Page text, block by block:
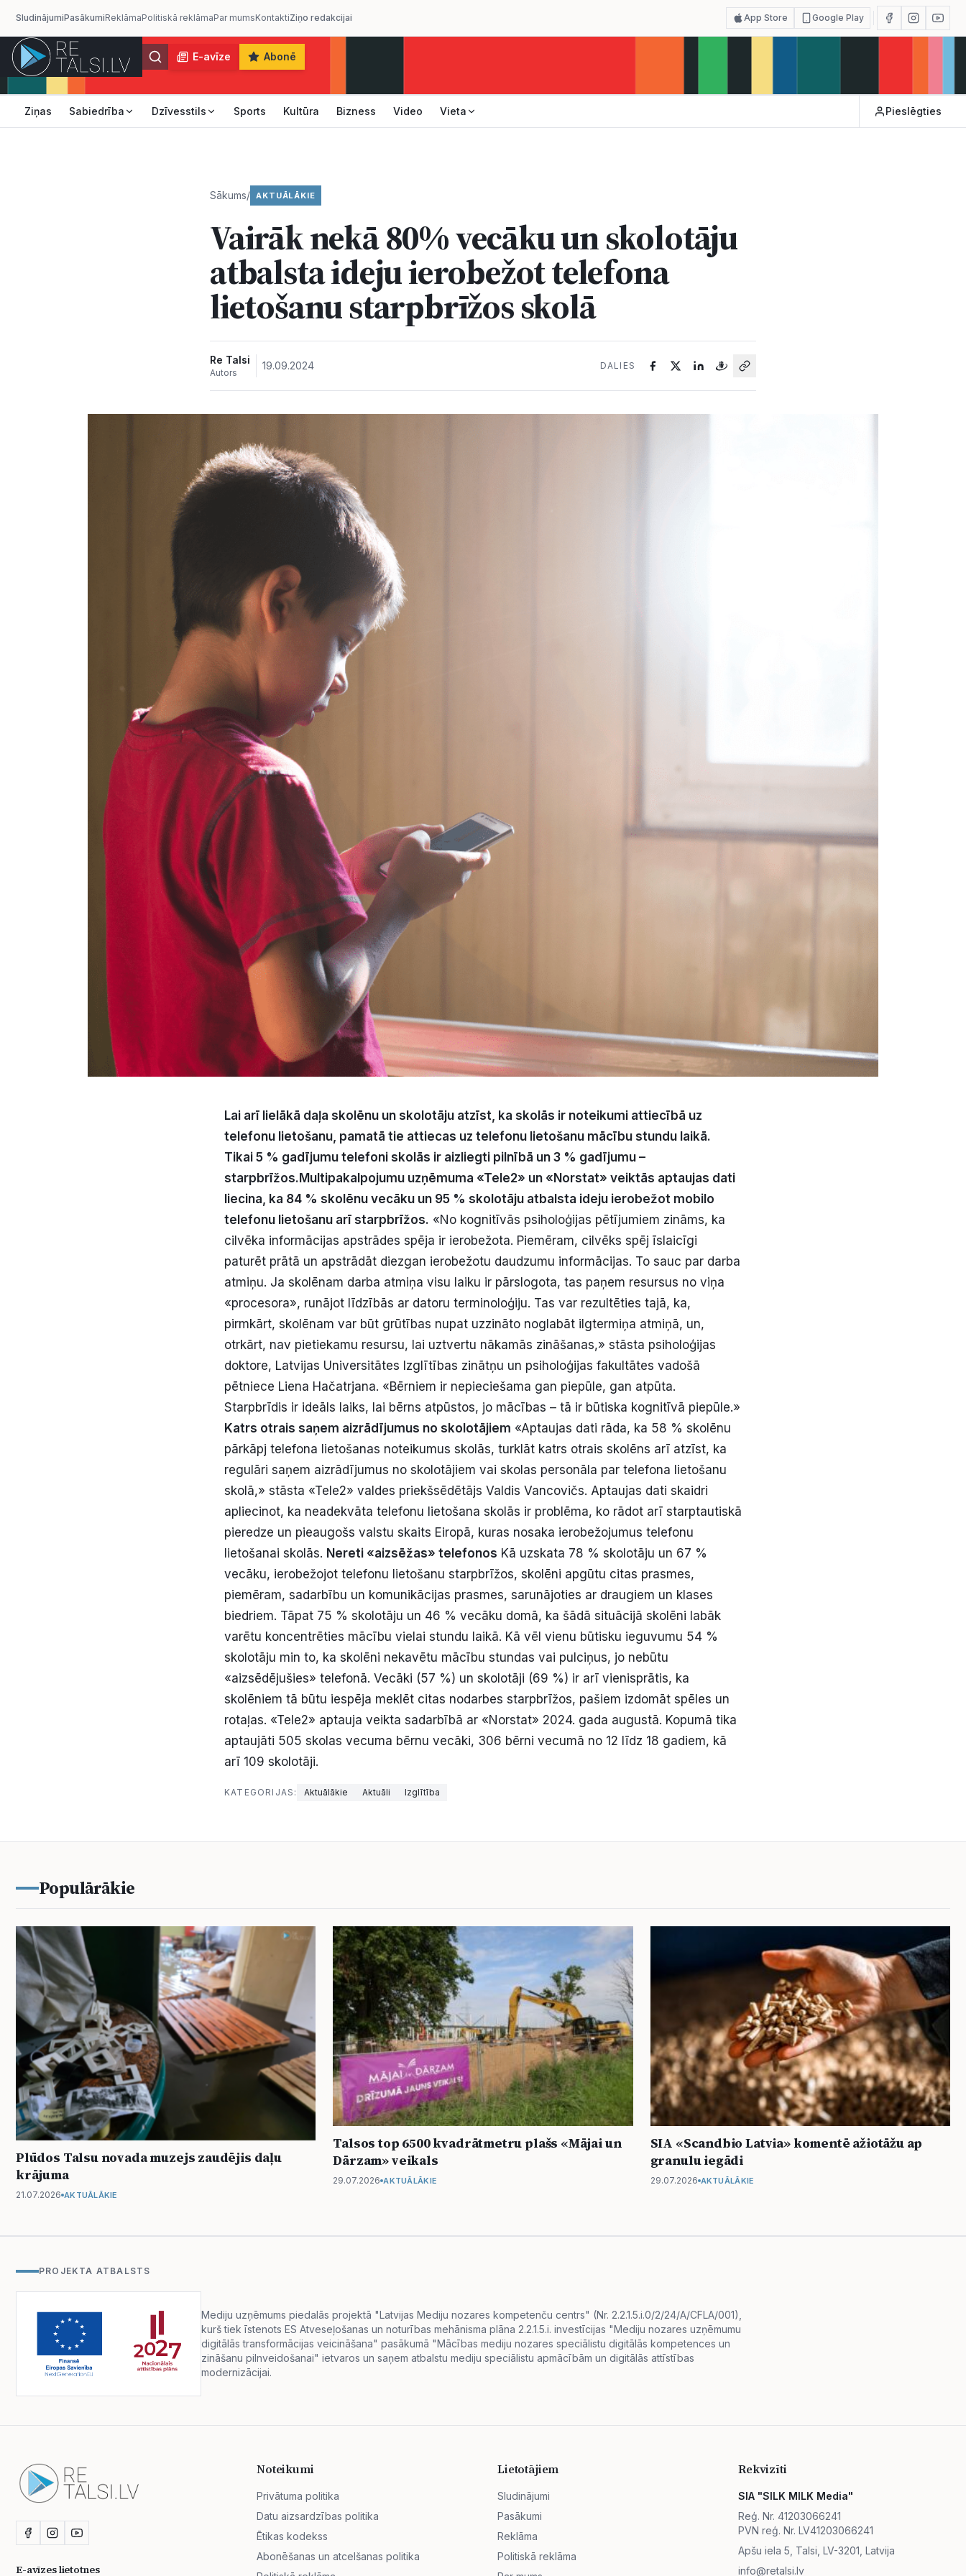
SludinājumiPasākumiReklāmaPolitiskā reklāmaPar mumsKontaktiZiņo redakcijai App Store Google Play
E-avīze Abonē
Ziņas Sabiedrība Dzīvesstils Sports Kultūra Bizness Video Vieta Pieslēgties
Sākums/ AKTUĀLĀKIE
Vairāk nekā 80% vecāku un skolotāju
atbalsta ideju ierobežot telefona
lietošanu starpbrīžos skolā
Re Talsi
Autors
19.09.2024 DALIES
Lai arī lielākā daļa skolēnu un skolotāju atzīst, ka skolās ir noteikumi attiecībā uz
telefonu lietošanu, pamatā tie attiecas uz telefonu lietošanu mācību stundu laikā.
Tikai 5 % gadījumu telefoni skolās ir aizliegti pilnībā un 3 % gadījumu –
starpbrīžos. Multipakalpojumu uzņēmuma «Tele2» un «Norstat» veiktās aptaujas dati
liecina, ka 84 % skolēnu vecāku un 95 % skolotāju atbalsta ideju ierobežot mobilo
telefonu lietošanu arī starpbrīžos. «No kognitīvās psiholoģijas pētījumiem zināms, ka
cilvēka informācijas apstrādes spēja ir ierobežota. Piemēram, cilvēks spēj īslaicīgi
paturēt prātā un apstrādāt diezgan ierobežotu daudzumu informācijas. To sauc par darba
atmiņu. Ja skolēnam darba atmiņa visu laiku ir pārslogota, tas paņem resursus no viņa
«procesora», runājot līdzībās ar datoru terminoloģiju. Tas var rezultēties tajā, ka,
pirmkārt, skolēnam var būt grūtības nupat uzzināto noglabāt ilgtermiņa atmiņā, un,
otrkārt, nav pietiekamu resursu, lai uztvertu nākamās zināšanas,» stāsta psiholoģijas
doktore, Latvijas Universitātes Izglītības zinātņu un psiholoģijas fakultātes vadošā
pētniece Liena Hačatrjana. «Bērniem ir nepieciešama gan piepūle, gan atpūta.
Starpbrīdis ir ideāls laiks, lai bērns atpūstos, jo mācības – tā ir būtiska kognitīvā piepūle.»
Katrs otrais saņem aizrādījumus no skolotājiem «Aptaujas dati rāda, ka 58 % skolēnu
pārkāpj telefona lietošanas noteikumus skolās, turklāt katrs otrais skolēns arī atzīst, ka
regulāri saņem aizrādījumus no skolotājiem vai skolas personāla par telefona lietošanu
skolā,» stāsta «Tele2» valdes priekšsēdētājs Valdis Vancovičs. Aptaujas dati skaidri
apliecinot, ka neadekvāta telefonu lietošana skolās ir problēma, ko rādot arī starptautiskā
pieredze un pieaugošs valstu skaits Eiropā, kuras nosaka ierobežojumus telefonu
lietošanai skolās. Nereti «aizsēžas» telefonos Kā uzskata 78 % skolotāju un 67 %
vecāku, ierobežojot telefonu lietošanu starpbrīžos, skolēni apgūtu citas prasmes,
piemēram, sadarbību un komunikācijas prasmes, sarunājoties ar draugiem un klases
biedriem. Tāpat 75 % skolotāju un 46 % vecāku domā, ka šādā situācijā skolēni labāk
varētu koncentrēties mācību vielai stundu laikā. Kā vēl vienu būtisku ieguvumu 54 %
skolotāju min to, ka skolēni nekavētu mācību stundas vai pulciņus, jo nebūtu
«aizsēdējušies» telefonā. Vecāki (57 %) un skolotāji (69 %) ir arī vienisprātis, ka
skolēniem tā būtu iespēja meklēt citas nodarbes starpbrīžos, pašiem izdomāt spēles un
rotaļas. «Tele2» aptauja veikta sadarbībā ar «Norstat» 2024. gada augustā. Kopumā tika
aptaujāti 505 skolas vecuma bērnu vecāki, 306 bērni vecumā no 12 līdz 18 gadiem, kā
arī 109 skolotāji.
KATEGORIJAS: Aktuālākie Aktuāli Izglītība
Populārākie
Plūdos Talsu novada muzejs zaudējis daļu
krājuma
21.07.2026 AKTUĀLĀKIE
Talsos top 6500 kvadrātmetru plašs «Mājai un
Dārzam» veikals
29.07.2026 AKTUĀLĀKIE
SIA «Scandbio Latvia» komentē ažiotāžu ap
granulu iegādi
29.07.2026 AKTUĀLĀKIE
PROJEKTA ATBALSTS
Mediju uzņēmums piedalās projektā "Latvijas Mediju nozares kompetenču centrs" (Nr. 2.2.1.5.i.0/2/24/A/CFLA/001),
kurš tiek īstenots ES Atveseļošanas un noturības mehānisma plāna 2.2.1.5.i. investīcijas "Mediju nozares uzņēmumu
digitālās transformācijas veicināšana" pasākumā "Mācības mediju nozares speciālistu digitālās kompetences un
zināšanu pilnveidošanai" ietvaros un saņem atbalstu mediju speciālistu apmācībām un digitālās attīstības
modernizācijai.
E-avīzes lietotnes
Noteikumi
Privātuma politika
Datu aizsardzības politika
Ētikas kodekss
Abonēšanas un atcelšanas politika
Lietotājiem
Sludinājumi
Pasākumi
Reklāma
Politiskā reklāma
Rekvizīti
SIA "SILK MILK Media"
Reģ. Nr. 41203066241
PVN reģ. Nr. LV41203066241
Apšu iela 5, Talsi, LV-3201, Latvija
info@retalsi.lv